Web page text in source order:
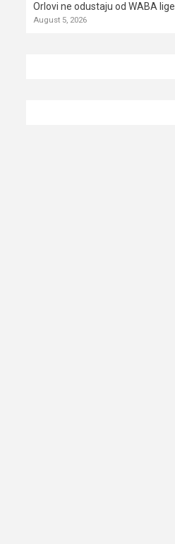
Orlovi ne odustaju od WABA lige
August 5, 2026